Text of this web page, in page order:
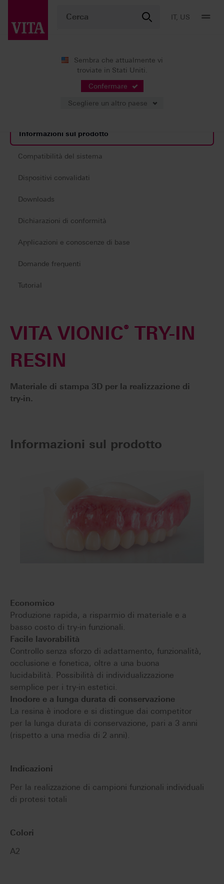
IT, US
Sembra che attualmente vi
troviate in Stati Uniti.
Confermare
Scegliere un altro paese
Protesi digitali
Stampa 3D
TRY-IN RESIN
Informazioni sul prodotto
Compatibilità del sistema
Dispositivi convalidati
Downloads
Dichiarazioni di conformità
Applicazioni e conoscenze di base
Domande frequenti
Tutorial
VITA VIONIC® TRY-IN
RESIN
Materiale di stampa 3D per la realizzazione di
try-in.
Informazioni sul prodotto
Economico
Produzione rapida, a risparmio di materiale e a
basso costo di try-in funzionali.
Facile lavorabilità
Controllo senza sforzo di adattamento, funzionalità,
occlusione e fonetica, oltre a una buona
lucidabilità. Possibilità di individualizzazione
semplice per i try-in estetici.
Inodore e a lunga durata di conservazione
La resina è inodore e si distingue dai competitor
per la lunga durata di conservazione, pari a 3 anni
(rispetto a una media di 2 anni).
Indicazioni
Per la realizzazione di campioni funzionali individuali
di protesi totali
Colori
A2